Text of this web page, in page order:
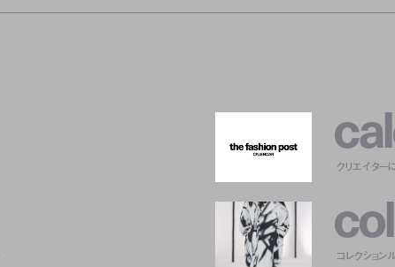
cal
クリエイター
col
コレクション